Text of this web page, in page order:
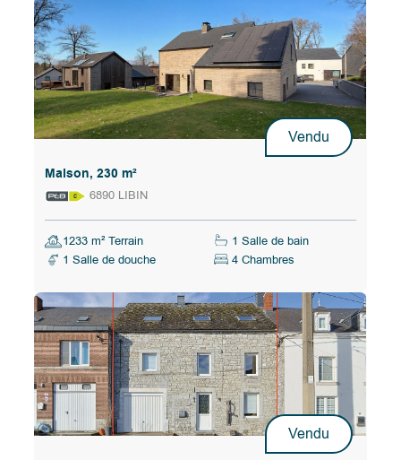
Vendu
Maison, 230 m²
6890 LIBIN
1233 m² Terrain
1 Salle de bain
1 Salle de douche
4 Chambres
Vendu